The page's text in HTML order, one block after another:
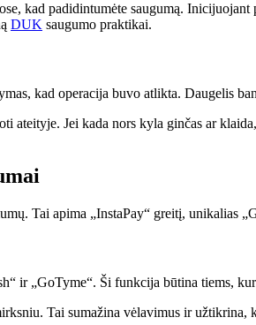
kad padidintumėte saugumą.
DUK saugumo praktikai.
kad operacija buvo atlikta. Daugelis
ateityje. Jei kada nors kyla ginčas ar
Tai apima „InstaPay“ greitį, unikalias
ir „GoTyme“. Ši funkcija būtina tiems,
Tai sumažina vėlavimus ir užtikrina,